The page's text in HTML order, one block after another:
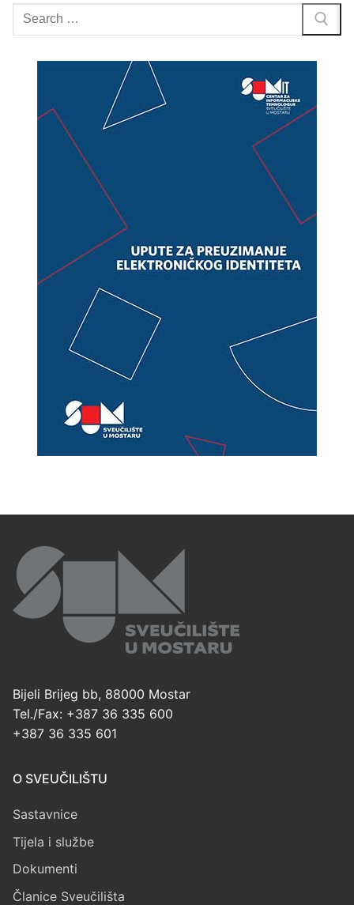
Search
for:
Bijeli Brijeg bb, 88000 Mostar
Tel./Fax: +387 36 335 600
+387 36 335 601
O SVEUČILIŠTU
Sastavnice
Tijela i službe
Dokumenti
Članice Sveučilišta